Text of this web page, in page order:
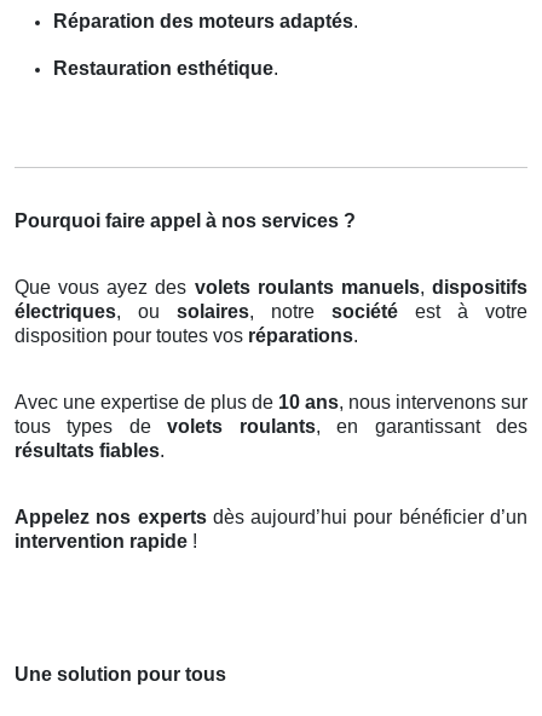
Réparation des moteurs adaptés.
Restauration esthétique.
Pourquoi faire appel à nos services ?
Que vous ayez des volets roulants manuels,dispositifs
électriques, ou solaires, notre société est à votre
disposition pour toutes vos réparations.
Avec une expertise de plus de 10 ans, nous intervenons sur
tous types devolets roulants, en garantissant des
résultats fiables.
Appelez nos expertsdès aujourd’hui pour bénéficier d’un
intervention rapide !
Une solution pour tous